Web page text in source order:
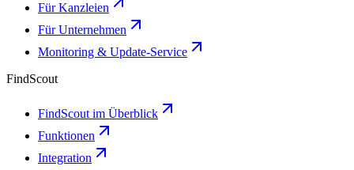
Für Kanzleien
Für Unternehmen
Monitoring & Update-Service
FindScout
FindScout im Überblick
Funktionen
Integration